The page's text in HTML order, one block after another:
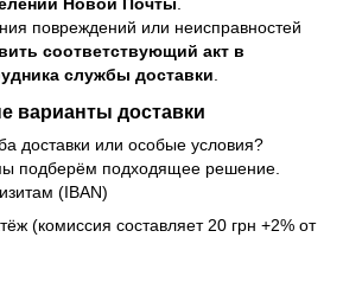
повреждений или неисправностей
соответствующий акт в
службы доставки
варианты доставки
доставки или особые условия?
подберём подходящее решение.
(IBAN)
(комиссия составляет 20 грн +2% от